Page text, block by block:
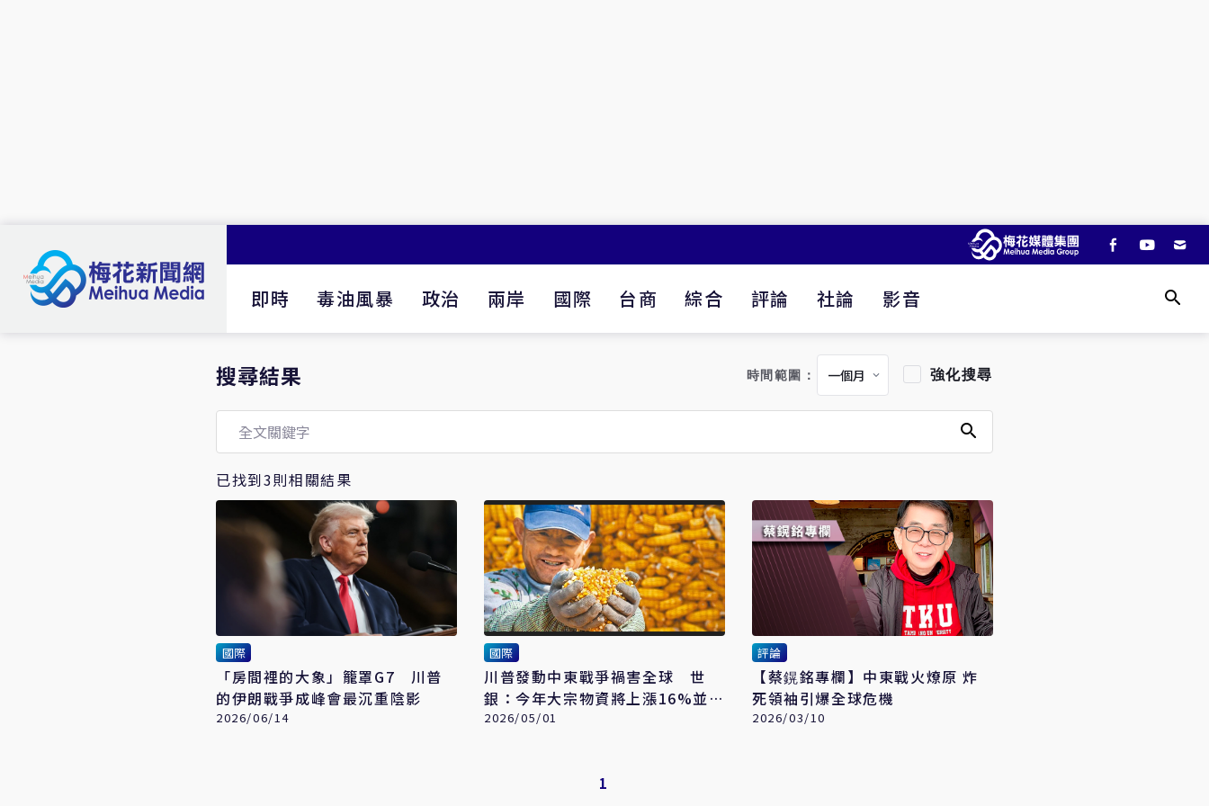
即時 毒油風暴 政治 兩岸 國際 台商 綜合 評論 社論 影音
搜尋結果 時間範圍： 強化搜尋
已找到3則相關結果
國際
「房間裡的大象」籠罩G7 川普
的伊朗戰爭成峰會最沉重陰影
2026/06/14
國際
川普發動中東戰爭禍害全球 世
銀：今年大宗物資將上漲16%並重
傷就業
2026/05/01
評論
【​​​​​​​蔡鎤銘專欄】中東戰火燎原 炸
死領袖引爆全球危機
2026/03/10
1